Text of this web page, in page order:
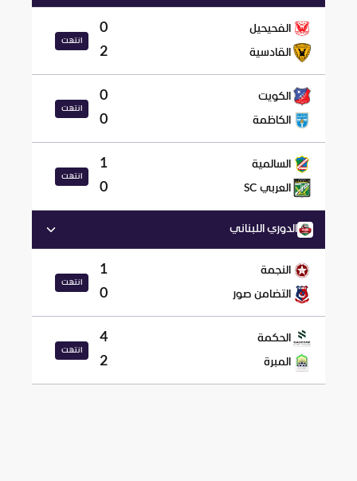
الفحيحيل 0
القادسية 2
انتهت
الكويت 0
الكاظمة 0
انتهت
السالمية 1
العربي SC 0
انتهت
الدوري اللبناني
النجمة 1
التضامن صور 0
انتهت
الحكمة 4
المبرة 2
انتهت